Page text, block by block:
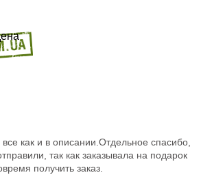
как и в описании.Отдельное спасибо,
так как заказывала на подарок
получить заказ.